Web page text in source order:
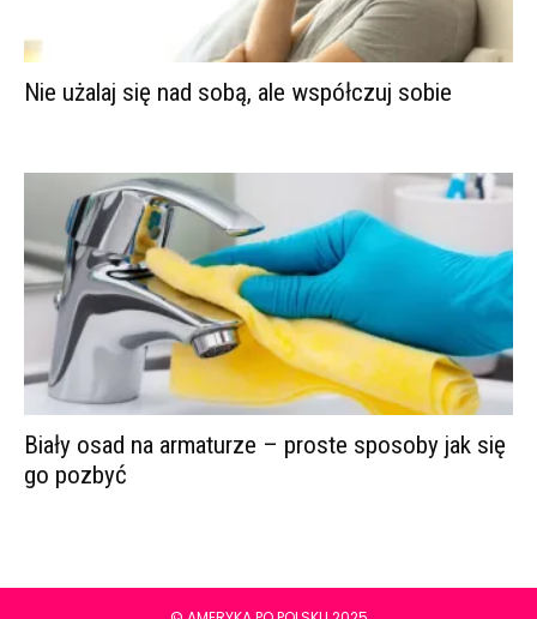
Nie użalaj się nad sobą, ale współczuj sobie
Biały osad na armaturze – proste sposoby jak się
go pozbyć